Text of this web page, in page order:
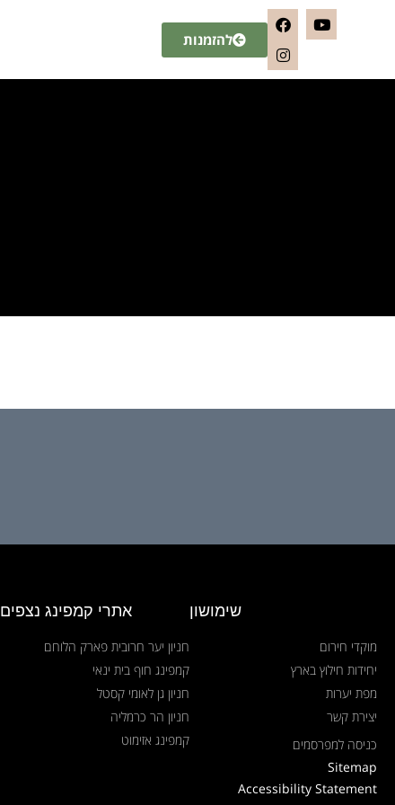
להזמנות
אתרי קמפינג נצפים
חניון יער חרובית פארק הלוחם
קמפינג חוף בית ינאי
חניון גן לאומי קסטל
חניון הר כרמליה
קמפינג אזימוט
שימושון
מוקדי חירום
יחידות חילוץ בארץ
מפת יערות
יצירת קשר
כניסה למפרסמים
Sitemap
Accessibility Statement